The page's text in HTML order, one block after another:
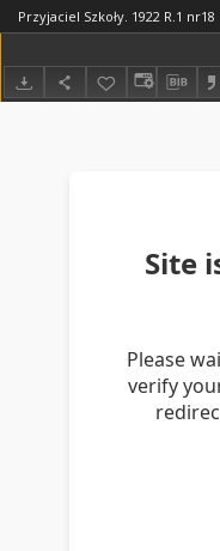
Przyjaciel Szkoły. 1922 R.1 nr18